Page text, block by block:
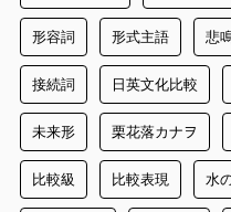
形容詞 形式主語 悲
接続詞 日英文化比較
未来形 栗花落カナヲ
比較級 比較表現 水